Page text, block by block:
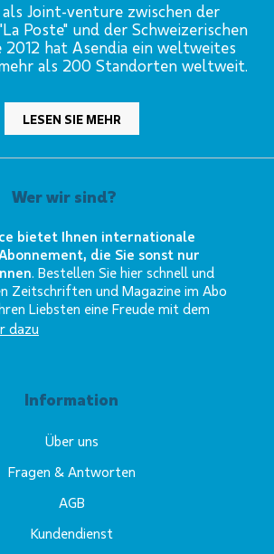
Joint-venture zwischen der
Poste" und der Schweizerischen
2012 hat Asendia ein weltweites
als 200 Standorten weltweit.
LESEN SIE MEHR
Wer wir sind?
bietet Ihnen internationale
die Sie sonst nur
. Bestellen Sie hier schnell und
Zeitschriften und Magazine im Abo
Liebsten eine Freude mit dem
dazu
Information
Über uns
Fragen & Antworten
AGB
Kundendienst